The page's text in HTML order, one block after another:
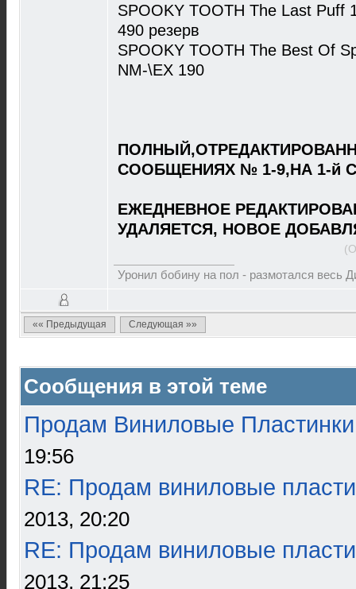
SPOOKY TOOTH The Last Puff
490 резерв
SPOOKY TOOTH The Best Of
NM-\EX 190
СООБЩЕНИЯХ № 1-9,НА 1-й
ЕЖЕДНЕВНОЕ
УДАЛЯЕТСЯ, НОВОЕ
Уронил бобину на пол - размотался весь
«« Предыдущая Следующая »»
Сообщения в этой теме
Продам Виниловые Пластинки
19:56
RE: Продам виниловые
2013, 20:20
RE: Продам виниловые
2013, 21:25